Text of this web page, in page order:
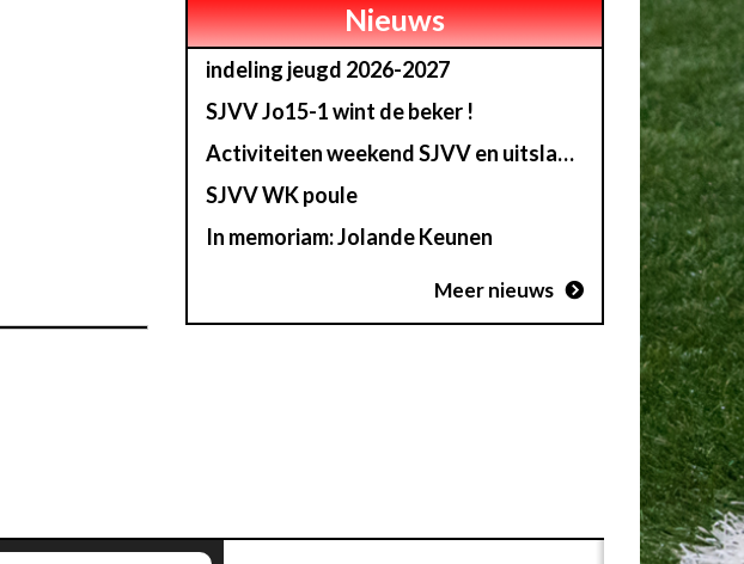
Nieuws
indeling jeugd 2026-2027
SJVV Jo15-1 wint de beker !
Activiteiten weekend SJVV en uitslag loterij
SJVV WK poule
In memoriam: Jolande Keunen
Meer nieuws